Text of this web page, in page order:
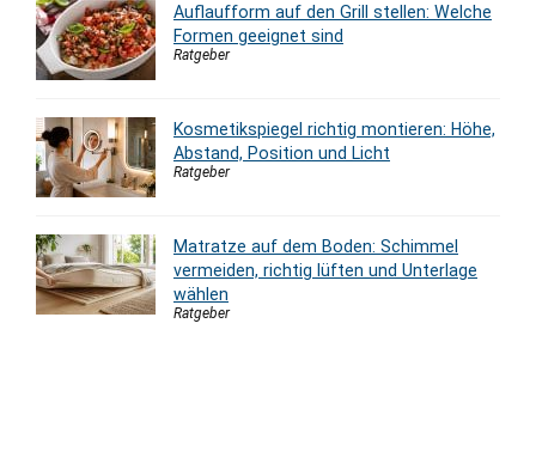
Auflaufform auf den Grill stellen: Welche
Formen geeignet sind
Ratgeber
Kosmetikspiegel richtig montieren: Höhe,
Abstand, Position und Licht
Ratgeber
Matratze auf dem Boden: Schimmel
vermeiden, richtig lüften und Unterlage
wählen
Ratgeber